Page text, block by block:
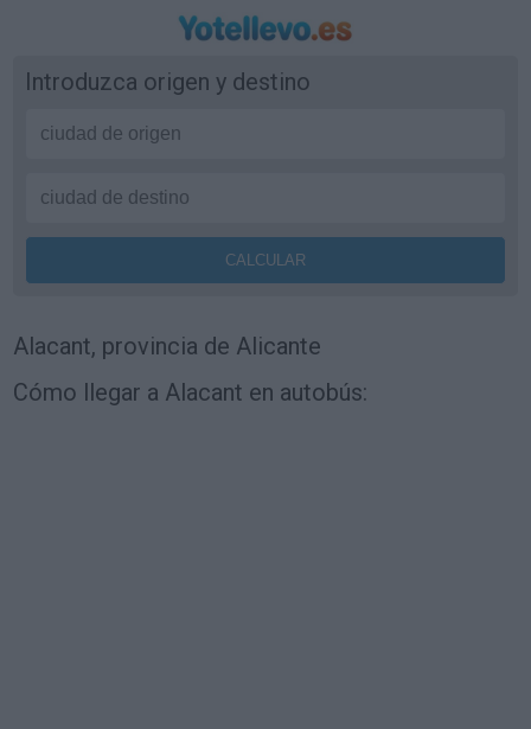
Introduzca origen y destino
Alacant, provincia de Alicante
Cómo llegar a Alacant en autobús: